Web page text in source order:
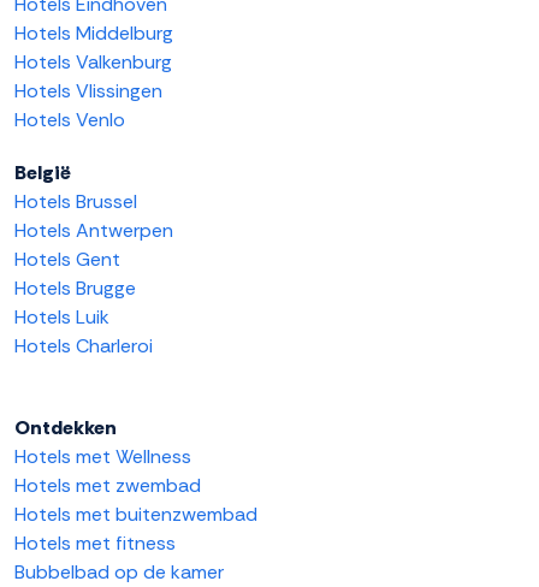
Hotels Middelburg
Hotels Valkenburg
Hotels Vlissingen
Hotels Venlo
België
Hotels Brussel
Hotels Antwerpen
Hotels Gent
Hotels Brugge
Hotels Luik
Hotels Charleroi
Ontdekken
Hotels met Wellness
Hotels met zwembad
Hotels met buitenzwembad
Hotels met fitness
Bubbelbad op de kamer